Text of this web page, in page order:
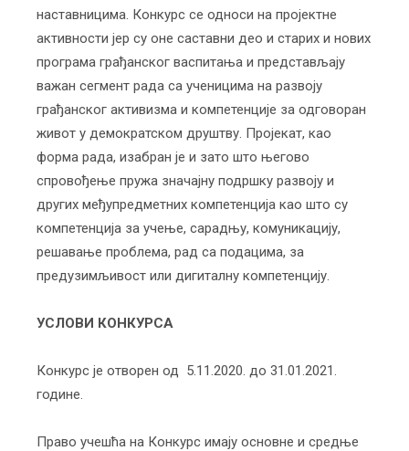
наставницима. Конкурс се односи на проjектне
активности jер су оне саставни део и старих и нових
програма грађанског васпитања и представљаjу
важан сегмент рада са ученицима на развоjу
грађанског активизма и компетенциjе за одговоран
живот у демократском друштву. Проjекат, као
форма рада, изабран jе и зато што његово
спровођење пружа значаjну подршку развоjу и
других међупредметних компетенциjа као што су
компетенциjа за учење, сарадњу, комуникациjу,
решавање проблема, рад са подацима, за
предузимљивост или дигиталну компетенциjу.
УСЛОВИ КОНКУРСА
Конкурс је отворен од 5.11.2020. до 31.01.2021.
године.
Право учешћа на Конкурс имају основне и средње